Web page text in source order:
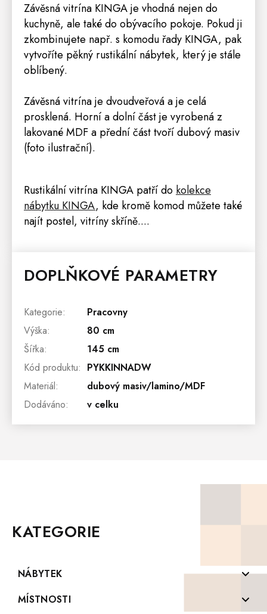
Závěsná vitrína KINGAje vhodná nejen do
kuchyně, ale také doobývacího pokoje. Pokud ji
zkombinujete např. s komodu řady KINGA, pak
vytvoříte pěkný rustikální nábytek, který je stále
oblíbený.
Závěsná vitrínaje dvoudveřová a je celá
prosklená. Horní a dolní část je vyrobená z
lakované MDF a přední část tvoří dubový masiv
(foto ilustrační).
Rustikální vitrína KINGA patří do kolekce
nábytku KINGA, kde kromě komod můžete také
najít postel, vitrínyskříně....
DOPLŇKOVÉ PARAMETRY
Kategorie:
Pracovny
Výška:
80 cm
Šířka:
145 cm
Kód produktu: PYKKINNADW
Materiál:
dubový masiv/lamino/MDF
Dodáváno: v celku
KATEGORIE
NÁBYTEK
Komody z masivu
MÍSTNOSTI